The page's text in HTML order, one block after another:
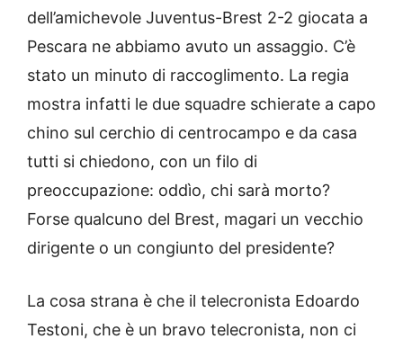
dell’amichevole Juventus-Brest 2-2 giocata a
Pescara ne abbiamo avuto un assaggio. C’è
stato un minuto di raccoglimento. La regia
mostra infatti le due squadre schierate a capo
chino sul cerchio di centrocampo e da casa
tutti si chiedono, con un filo di
preoccupazione: oddìo, chi sarà morto?
Forse qualcuno del Brest, magari un vecchio
dirigente o un congiunto del presidente?
La cosa strana è che il telecronista Edoardo
Testoni, che è un bravo telecronista, non ci